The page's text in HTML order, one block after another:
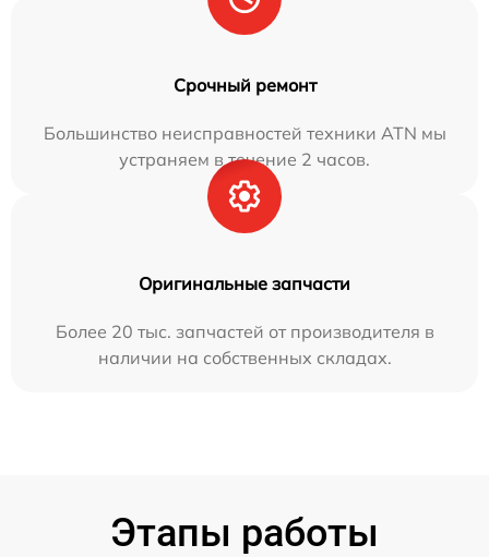
Срочный ремонт
Большинство неисправностей техники ATN мы
устраняем в течение 2 часов.
Оригинальные запчасти
Более 20 тыс. запчастей от производителя в
наличии на собственных складах.
Этапы работы